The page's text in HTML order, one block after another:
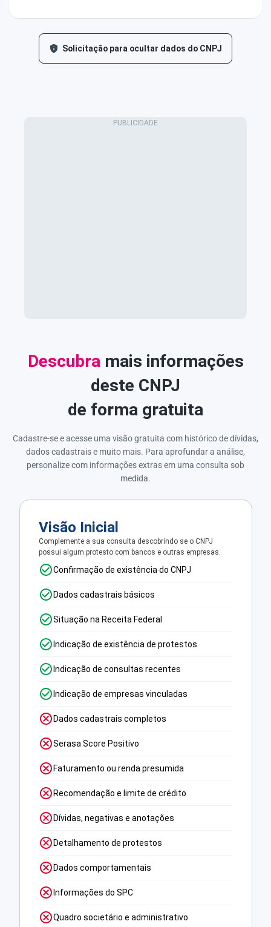
Solicitação para ocultar dados do CNPJ
Descubra mais informações
deste CNPJ
de forma gratuita
Cadastre-se e acesse uma visão gratuita com histórico de dívidas,
dados cadastrais e muito mais. Para aprofundar a análise,
personalize com informações extras em uma consulta sob
medida.
Visão Inicial
Complemente a sua consulta descobrindo se o CNPJ
possui algum protesto com bancos e outras empresas.
Confirmação de existência do CNPJ
Dados cadastrais básicos
Situação na Receita Federal
Indicação de existência de protestos
Indicação de consultas recentes
Indicação de empresas vinculadas
Dados cadastrais completos
Serasa Score Positivo
Faturamento ou renda presumida
Recomendação e limite de crédito
Dívidas, negativas e anotações
Detalhamento de protestos
Dados comportamentais
Informações do SPC
Quadro societário e administrativo